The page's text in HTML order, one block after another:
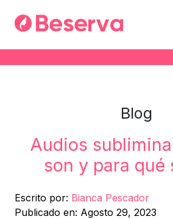
Blog
Audios
son y para qué
Escrito por: Bianca Pescador
Publicado en: Agosto 29, 2023